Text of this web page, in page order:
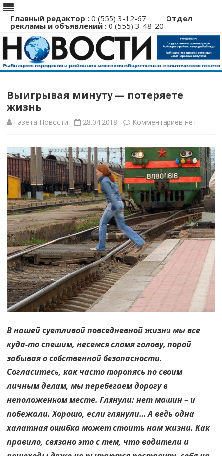
Главный редактор : 0 (555) 3-12-67 Отдел
рекламы и объявлений : 0 (555) 3-48-20
Перейти
Выигрывая минуту — потеряете
жизнь
Газета Новости 28.04.2018 Комментариев к
Выигрывая
минуту
—
потеряете
жизнь
нет
В нашей суетливой повседневной жизни мы все
куда-то спешим, несемся сломя голову, порой
забывая о собственной безопасности.
Согласитесь, как часто торопясь по своим
личным делам, мы перебегаем дорогу в
неположенном месте. Глянули: нет машин – и
побежали. Хорошо, если глянули… А ведь одна
халатная ошибка может стоить нам жизни. Как
правило, связано это с тем, что водители и